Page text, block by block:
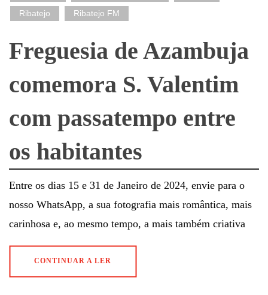
Ribatejo
Ribatejo FM
Freguesia de Azambuja
comemora S. Valentim
com passatempo entre
os habitantes
Entre os dias 15 e 31 de Janeiro de 2024, envie para o
nosso WhatsApp, a sua fotografia mais romântica, mais
carinhosa e, ao mesmo tempo, a mais também criativa
CONTINUAR A LER